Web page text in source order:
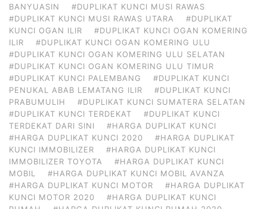
BANYUASIN
#DUPLIKAT KUNCI MUSI RAWAS
#DUPLIKAT KUNCI MUSI RAWAS UTARA
#DUPLIKAT
KUNCI OGAN ILIR
#DUPLIKAT KUNCI OGAN KOMERING
ILIR
#DUPLIKAT KUNCI OGAN KOMERING ULU
#DUPLIKAT KUNCI OGAN KOMERING ULU SELATAN
#DUPLIKAT KUNCI OGAN KOMERING ULU TIMUR
#DUPLIKAT KUNCI PALEMBANG
#DUPLIKAT KUNCI
PENUKAL ABAB LEMATANG ILIR
#DUPLIKAT KUNCI
PRABUMULIH
#DUPLIKAT KUNCI SUMATERA SELATAN
#DUPLIKAT KUNCI TERDEKAT
#DUPLIKAT KUNCI
TERDEKAT DARI SINI
#HARGA DUPLIKAT KUNCI
#HARGA DUPLIKAT KUNCI 2020
#HARGA DUPLIKAT
KUNCI IMMOBILIZER
#HARGA DUPLIKAT KUNCI
IMMOBILIZER TOYOTA
#HARGA DUPLIKAT KUNCI
MOBIL
#HARGA DUPLIKAT KUNCI MOBIL AVANZA
#HARGA DUPLIKAT KUNCI MOTOR
#HARGA DUPLIKAT
KUNCI MOTOR 2020
#HARGA DUPLIKAT KUNCI